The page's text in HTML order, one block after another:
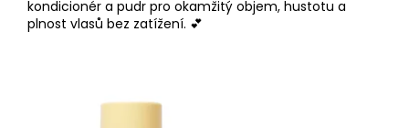
kondicionér a pudr pro okamžitý objem, hustotu a
plnost vlasů bez zatížení. 💕